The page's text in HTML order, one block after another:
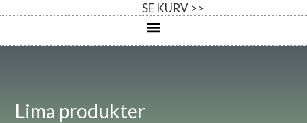
SE KURV >>
Lima produkter